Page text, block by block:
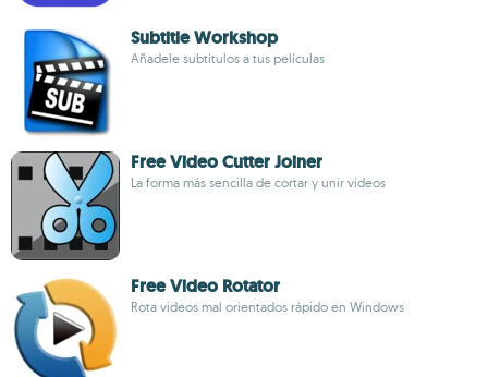
Subtitle Workshop
Añadele subtítulos a tus películas
Free Video Cutter Joiner
La forma más sencilla de cortar y unir vídeos
Free Video Rotator
Rota videos mal orientados rápido en Windows